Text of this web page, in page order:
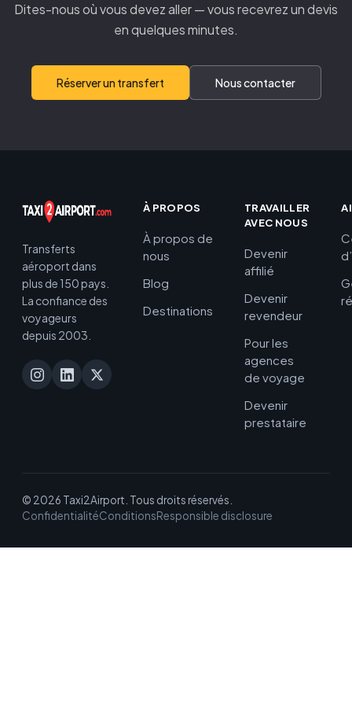
Dites-nous où vous devez aller — vous recevrez un devis
en quelques minutes.
Réserver un transfert Nous contacter
Transferts
aéroport dans
plus de 150 pays.
La confiance des
voyageurs
depuis 2003.
À PROPOS
À propos de
nous
Blog
Destinations
TRAVAILLER
AVEC NOUS
Devenir
affilié
Devenir
revendeur
Pour les
agences
de voyage
Devenir
prestataire
© 2026 Taxi2Airport. Tous droits réservés.
ConfidentialitéConditionsResponsible disclosure